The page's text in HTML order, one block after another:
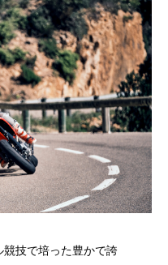
技で培った豊かで誇